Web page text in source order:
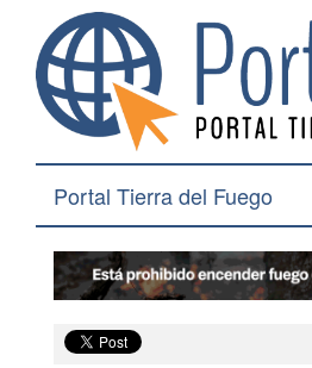
Portal Tierra del Fuego